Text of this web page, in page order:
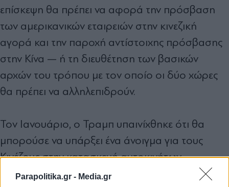
Parapolitika.gr - Media.gr
επίσκεψη θα πρέπει να αφορά την πρόσβαση
των αμερικανικών εταιρειών στην κινεζική
αγορά και την παροχή αντίστοιχης πρόσβασης
στην Κίνα — ή τη διευθέτηση των βασικών
αρχών του τρόπου με τον οποίο οι δύο χώρες
θα πρέπει να αλληλεπιδρούν.
Τον Ιανουάριο, ο Τραμπ υπαινίχθηκε ότι θα
μπορούσε να υπάρξει ένα άνοιγμα για τους
Κινέζους στην κατασκευή αυτοκινήτων.
Μιλώντας στο Detroit Economic Club, είπε: